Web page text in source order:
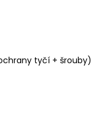
tyčí + šrouby)